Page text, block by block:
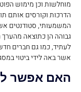
מוחלשות וכן מימוש
הדרכות וקורסים אותם
המשמעותי, סטודנטים
גבוהה הן כתוצאה
לעתיד, כמו גם חברים
אשר באה לידי ביטוי
האם אפשר